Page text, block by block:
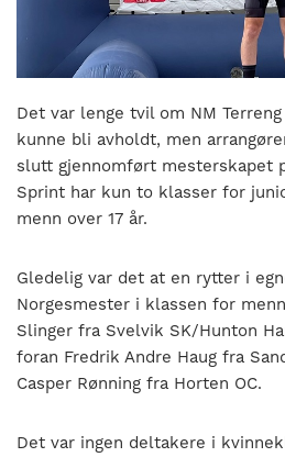
bli
en
folkesport.
Det var lenge tvil om NM
kunne bli avholdt, men
slutt gjennomført mesterskapet
Sprint har kun to klasser for
menn over 17 år.
Gledelig var det at en rytter i
Norgesmester i klassen for
Slinger fra Svelvik SK/Hunton
foran Fredrik Andre Haug fra
Casper Rønning fra Horten OC.
Det var ingen deltakere i